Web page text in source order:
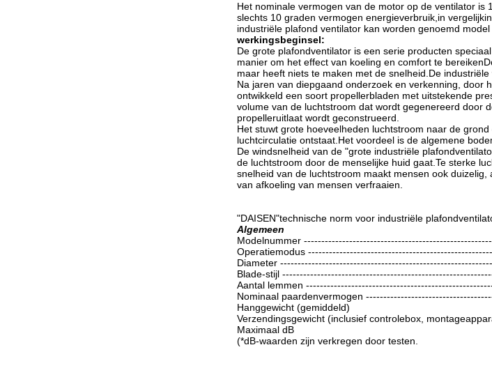
Het nominale vermogen van de motor op de ventilator
slechts 10 graden vermogen energieverbruik,in
industriële plafond ventilator kan worden genoemd
werkingsbeginsel:
De grote plafondventilator is een serie producten
manier om het effect van koeling en comfort te
maar heeft niets te maken met de snelheid.De
Na jaren van diepgaand onderzoek en verkenning, door
ontwikkeld een soort propellerbladen met uitstekende
volume van de luchtstroom dat wordt gegenereerd door
propelleruitlaat wordt geconstrueerd.
Het stuwt grote hoeveelheden luchtstroom naar de
luchtcirculatie ontstaat.Het voordeel is de algemene
De windsnelheid van de "grote industriële
de luchtstroom door de menselijke huid gaat.Te sterke
snelheid van de luchtstroom maakt mensen ook
van afkoeling van mensen verfraaien.
"DAISEN"technische norm voor industriële
Algemeen
Modelnummer
Operatiemodus
Diameter
Blade-stijl
Aantal lemmen
Nominaal paardenvermogen
Hanggewicht (gemiddeld)
Verzendingsgewicht (inclusief controlebox,
Maximaal dB
(*dB-waarden zijn verkregen door testen.